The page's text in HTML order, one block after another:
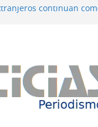
continúan
exige justicia por
Francés culmina